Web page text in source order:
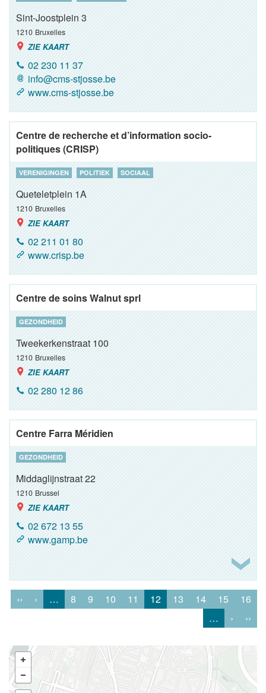
Sint-Joostplein 3
1210 Bruxelles
ZIE KAART
02 230 11 37
info@cms-stjosse.be
www.cms-stjosse.be
Centre de recherche et d’information socio-
politiques (CRISP)
VERENIGINGEN POLITIEK SOCIAAL
Queteletplein 1A
1210 Bruxelles
ZIE KAART
02 211 01 80
www.crisp.be
Centre de soins Walnut sprl
GEZONDHEID
Tweekerkenstraat 100
1210 Bruxelles
ZIE KAART
02 280 12 86
Centre Farra Méridien
GEZONDHEID
Middaglijnstraat 22
1210 Brussel
ZIE KAART
02 672 13 55
www.gamp.be
‹‹ ‹ … 8 9 10 11 12 13 14 15
16
…
› ››